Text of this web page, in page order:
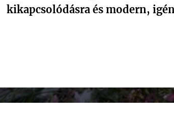
kikapcsolódásra és modern, i